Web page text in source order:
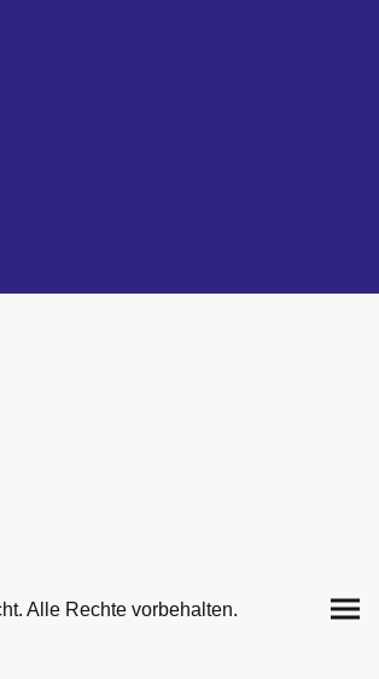
Alle Rechte vorbehalten.